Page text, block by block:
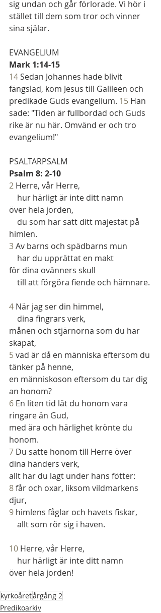
sig undan och går förlorade. Vi hör i
stället till dem som tror och vinner
sina själar.
EVANGELIUM
Mark 1:14-15
14 Sedan Johannes hade blivit
fängslad, kom Jesus till Galileen och
predikade Guds evangelium. 15 Han
sade: "Tiden är fullbordad och Guds
rike är nu här. Omvänd er och tro
evangelium!"
PSALTARPSALM
Psalm 8: 2-10
2 Herre, vår Herre,
    hur härligt är inte ditt namn
över hela jorden,
himlen.
3 Av barns och spädbarns mun
    har du upprättat en makt
för dina ovänners skull
    till att förgöra fiende och hämnare.
4 När jag ser din himmel,
    dina fingrars verk,
månen och stjärnorna som du har
skapat,
5 vad är då en människa eftersom du
tänker på henne,
en människoson eftersom du tar dig
an honom?
6 En liten tid lät du honom vara
ringare än Gud,
med ära och härlighet krönte du
honom.
7 Du satte honom till Herre över
dina händers verk,
allt har du lagt under hans fötter:
8 får och oxar, liksom vildmarkens
djur,
9 himlens fåglar och havets fiskar,
    allt som rör sig i haven.
10 Herre, vår Herre,
    hur härligt är inte ditt namn
över hela jorden!
kyrkoåretårgång 2
Predikoarkiv